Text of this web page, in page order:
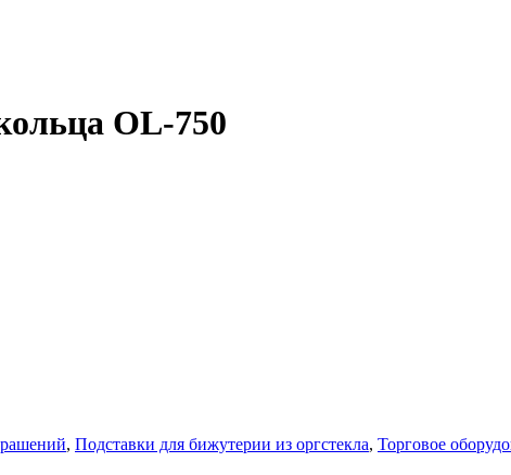
OL-750
, Подставки для бижутерии из оргстекла, Торговое